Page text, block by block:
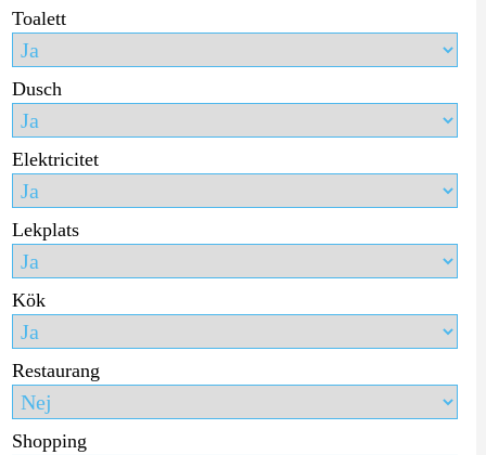
Toalett
Dusch
Elektricitet
Lekplats
Kök
Restaurang
Shopping